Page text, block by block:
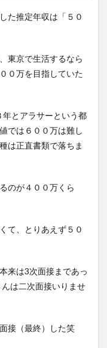
た推定年収は「５０
東京で生活するなら
０万を目指していた
とアラサーという都
では６００万は難し
は正直書類で落ちま
のが４００万くら
て、とりあえず５０
来は3次面接まであっ
は二次面接いりませ
接（最終）した笑